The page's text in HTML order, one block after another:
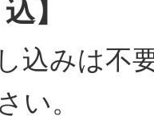
】
込みは不
い。